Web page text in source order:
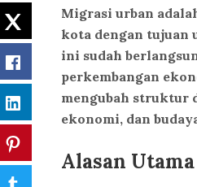
Twitter
Facebook
LinkedIn
Migrasi urban
kota dengan tujuan
ini sudah
perkembangan
mengubah struktur
ekonomi, dan
Alasan